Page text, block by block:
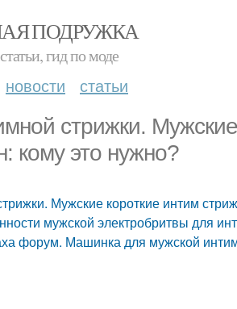
ПОДРУЖКА
гид по моде
новости статьи
стрижки.
кому это нужно?
Мужские короткие интим
мужской электробритвы для
форум. Машинка для мужской